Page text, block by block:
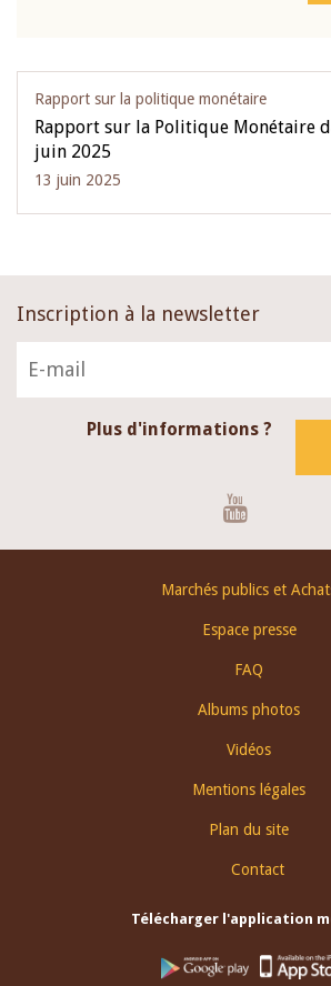
Rapport sur la politique monétaire
Rapport sur la Politique Monétaire
juin 2025
13 juin 2025
Inscription à la newsletter
Plus d'informations ?
Marchés publics et
Espace presse
FAQ
Albums photos
Vidéos
Mentions légales
Plan du site
Contact
Télécharger l'application